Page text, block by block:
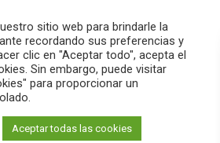
search menu pause PLAY
y reparan los
en Urbaser?
sitio web para brindarle la
recordando sus preferencias y
clic en "Aceptar todo", acepta el
Sin embargo, puede visitar
para proporcionar un
Aceptar todas las cookies